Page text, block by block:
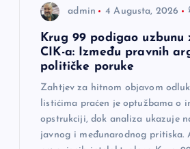
admin 4 Augusta, 2026
Krug 99 podigao uzbunu
CIK-a: Između pravnih
političke poruke
Zahtjev za hitnom objavom
listićima praćen je optužbama o
opstrukciji, dok analiza ukazuje
javnog i međunarodnog pritiska.